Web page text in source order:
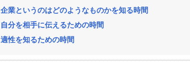
企業というのはどのようなものかを知る時間
自分を相手に伝えるための時間
適性を知るための時間